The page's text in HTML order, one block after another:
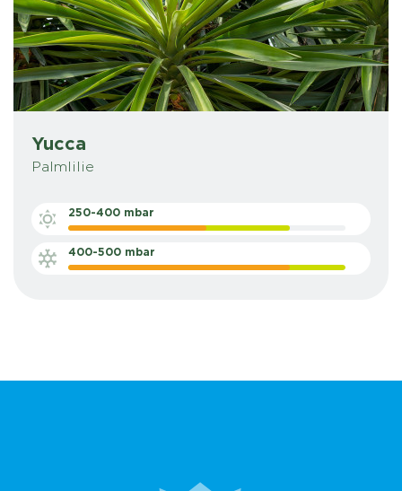
Yucca
Palmlilie
250-400 mbar
400-500 mbar